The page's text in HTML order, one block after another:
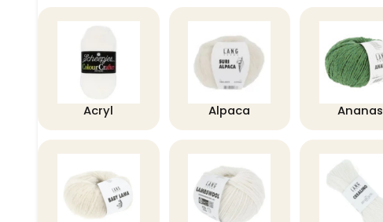
Acryl Alpaca Ananas